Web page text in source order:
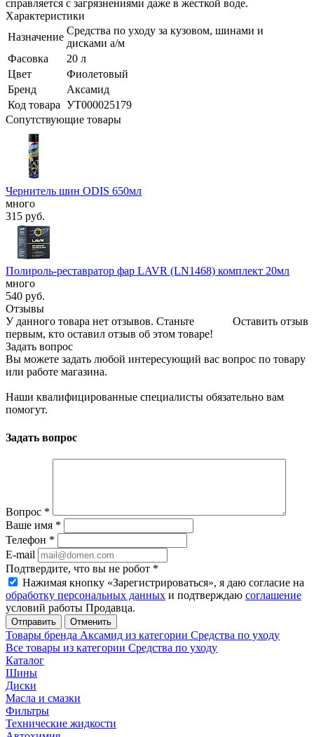
справляется с загрязнениями даже в жесткой воде.
Характеристики
Назначение
Средства по уходу за кузовом, шинами и
дисками а/м
Фасовка
20 л
Цвет
Фиолетовый
Бренд
Аксамид
Код товара УТ000025179
Сопутствующие товары
Чернитель шин ODIS 650мл
много
315 руб.
Полироль-реставратор фар LAVR (LN1468) комплект 20мл
много
540 руб.
Отзывы
Оставить отзыв
У данного товара нет отзывов. Станьте
первым, кто оставил отзыв об этом товаре!
Задать вопрос
Вы можете задать любой интересующий вас вопрос по товару
или работе магазина.
Наши квалифицированные специалисты обязательно вам
помогут.
Задать вопрос
Вопрос *
Ваше имя *
Телефон *
E-mail
Подтвердите, что вы не робот *
Нажимая кнопку «Зарегистрироваться», я даю согласие на
обработку персональных данных и подтверждаю соглашение
условий работы Продавца.
Отменить
Товары бренда Аксамид из категории Средства по уходу
Все товары из категории Средства по уходу
Каталог
Шины
Диски
Масла и смазки
Фильтры
Технические жидкости